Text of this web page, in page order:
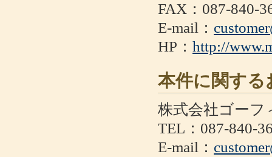
FAX：087-840-
E-mail：
HP： http://
本件に関する
株式会社ゴー
TEL：087-840-
E-mail：